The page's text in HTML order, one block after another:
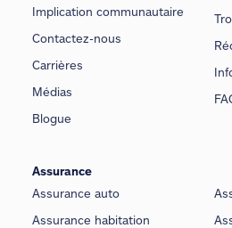
Implication communautaire
Contactez-nous
Carrières
Médias
Blogue
Assurance
Assurance auto
Assurance habitation